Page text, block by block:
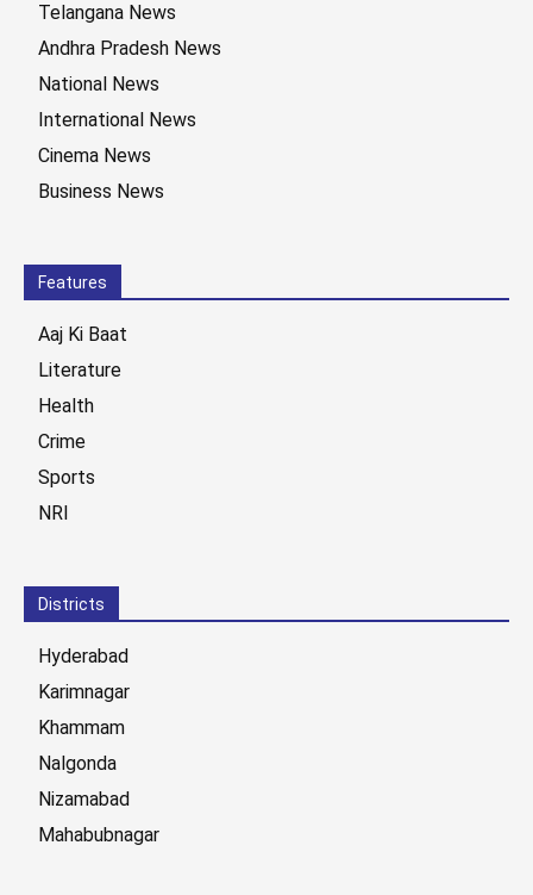
Telangana News
Andhra Pradesh News
National News
International News
Cinema News
Business News
Features
Aaj Ki Baat
Literature
Health
Crime
Sports
NRI
Districts
Hyderabad
Karimnagar
Khammam
Nalgonda
Nizamabad
Mahabubnagar